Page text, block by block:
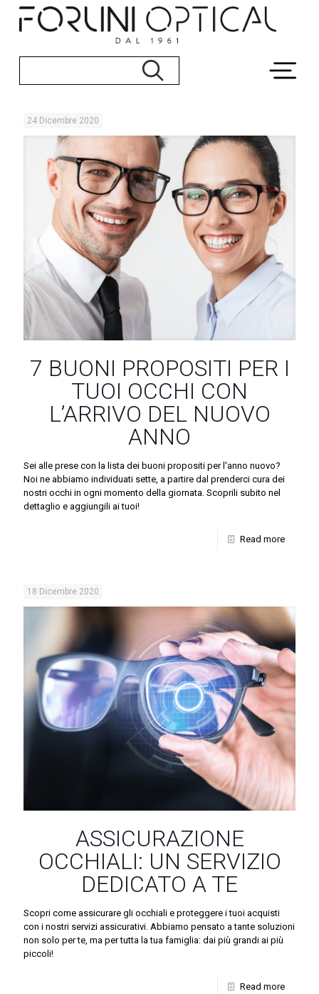
24 Dicembre 2020
7 BUONI PROPOSITI PER I
TUOI OCCHI CON
L’ARRIVO DEL NUOVO
ANNO
Sei alle prese con la lista dei buoni propositi per l'anno nuovo?
Noi ne abbiamo individuati sette, a partire dal prenderci cura dei
nostri occhi in ogni momento della giornata. Scoprili subito nel
dettaglio e aggiungili ai tuoi!
Read more
18 Dicembre 2020
ASSICURAZIONE
OCCHIALI: UN SERVIZIO
DEDICATO A TE
Scopri come assicurare gli occhiali e proteggere i tuoi acquisti
con i nostri servizi assicurativi. Abbiamo pensato a tante soluzioni
non solo per te, ma per tutta la tua famiglia: dai più grandi ai più
piccoli!
Read more